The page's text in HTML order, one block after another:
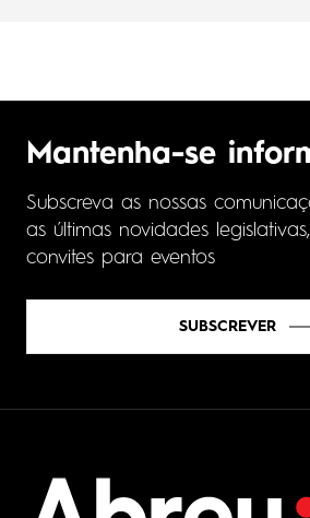
Mantenha-se
Subscreva as nossas
as últimas novidades
convites para eventos
SUBSCREVER